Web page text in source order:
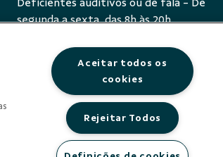
Deficientes auditivos ou de fala - De
segunda a sexta, das 8h às 20h
Aceitar todos os
cookies
Rejeitar Todos